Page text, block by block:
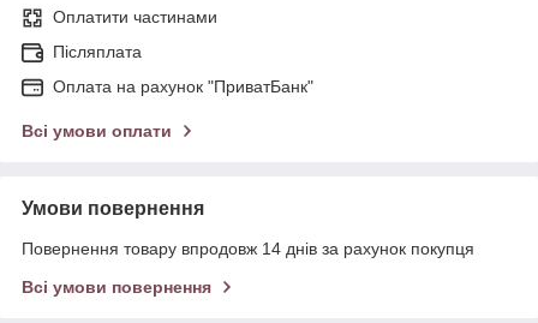
Оплатити частинами
Післяплата
Оплата на рахунок "ПриватБанк"
Всі умови оплати
Умови повернення
Повернення товару впродовж 14 днів за рахунок покупця
Всі умови повернення